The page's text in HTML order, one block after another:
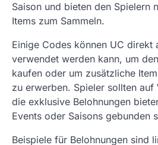
Saison und bieten den Spielern
Items zum Sammeln.
Einige Codes können UC direkt
verwendet werden kann, um
kaufen oder um zusätzliche
zu erwerben. Spieler sollten auf
die exklusive Belohnungen
Events oder Saisons gebunden
Beispiele für Belohnungen sind